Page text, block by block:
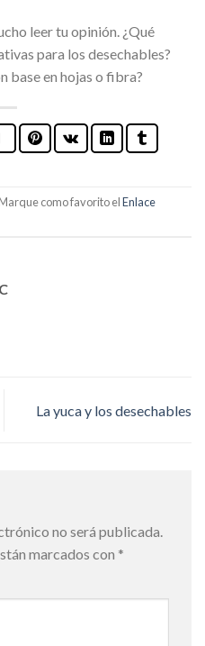
leer tu opinión. ¿Qué
para los desechables?
base en hojas o fibra?
como favorito elEnlace
La yuca y los desechables
no será publicada.
marcados con *